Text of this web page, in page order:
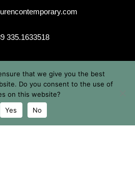
335.1633518
instagram
that we give you the best
Do you consent to the use of
on this website?
Yes
No